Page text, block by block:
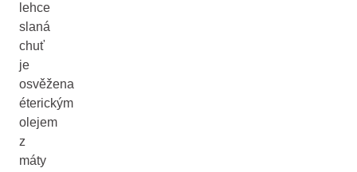
lehce
slaná
chuť
je
osvěžena
éterickým
olejem
z
máty